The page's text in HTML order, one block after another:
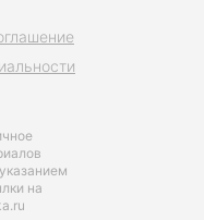
на